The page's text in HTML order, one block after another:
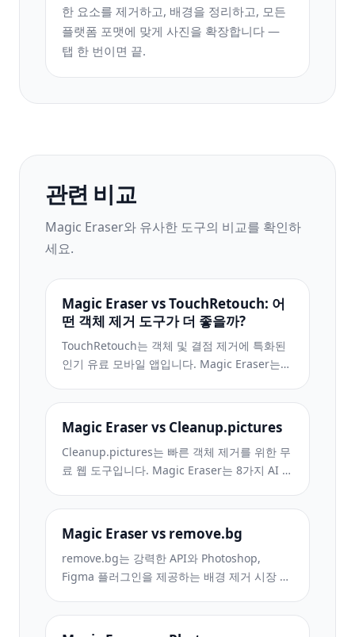
한 요소를 제거하고, 배경을 정리하고, 모든
플랫폼 포맷에 맞게 사진을 확장합니다 —
탭 한 번이면 끝.
관련 비교
Magic Eraser와 유사한 도구의 비교를 확인하
세요.
Magic Eraser vs TouchRetouch: 어
떤 객체 제거 도구가 더 좋을까?
TouchRetouch는 객체 및 결점 제거에 특화된
인기 유료 모바일 앱입니다. Magic Eraser는
합니다. 기능, 가격, 사용 편의성을 비교해 보세
요.
Magic Eraser vs Cleanup.pictures
Cleanup.pictures는 빠른 객체 제거를 위한 무
료 웹 도구입니다. Magic Eraser는 8가지 AI 편
다. 두 도구를 비교해 보세요.
Magic Eraser vs remove.bg
remove.bg는 강력한 API와 Photoshop,
Figma 플러그인을 제공하는 배경 제거 시장 리
우기, AI 향상, 디자인 등 8가지 AI 도구를 하나
의 편집기에서 제공합니다.